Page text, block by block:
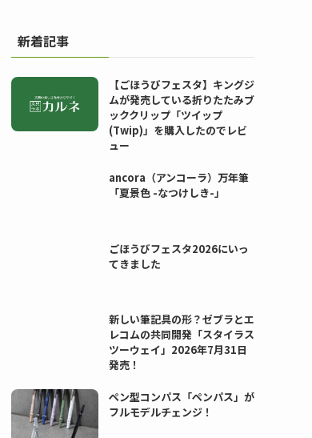
新着記事
【ごほうびフェスタ】キングジ
ムが発売している折りたたみブ
ッククリップ「ツイップ
(Twip)」を購入したのでレビ
ュー
ancora（アンコーラ）万年筆
「夏景色 -なつけしき-」
ごほうびフェスタ2026にいっ
てきました
新しい筆記具の形？ゼブラとエ
レコムの共同開発「スタイラス
ツーウェイ」2026年7月31日
発売！
ペン型コンパス「ペンパス」が
フルモデルチェンジ！